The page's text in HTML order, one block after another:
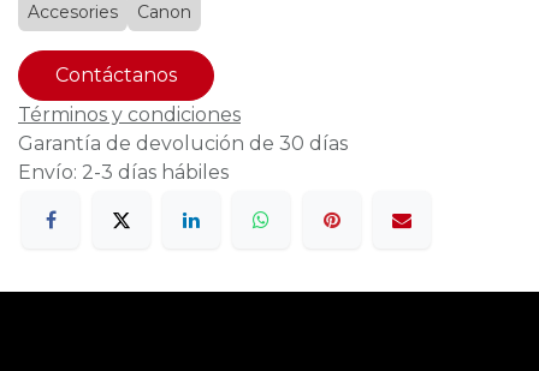
Accesories Canon
Contáctanos
Términos y condiciones
Garantía de devolución de 30 días
Envío: 2-3 días hábiles